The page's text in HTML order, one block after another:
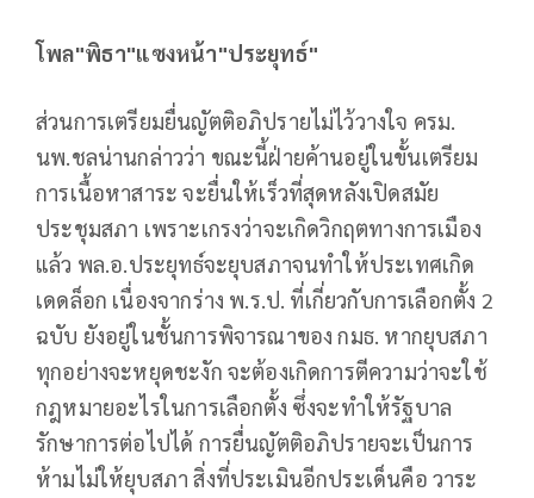
โพล"พิธา"แซงหน้า"ประยุทธ์"
ส่วนการเตรียมยื่นญัตติอภิปรายไม่ไว้วางใจ ครม.
นพ.ชลน่านกล่าวว่า ขณะนี้ฝ่ายค้านอยู่ในขั้นเตรียม
การเนื้อหาสาระ จะยื่นให้เร็วที่สุดหลังเปิดสมัย
ประชุมสภา เพราะเกรงว่าจะเกิดวิกฤตทางการเมือง
แล้ว พล.อ.ประยุทธ์จะยุบสภาจนทำให้ประเทศเกิด
เดดล็อก เนื่องจากร่าง พ.ร.ป. ที่เกี่ยวกับการเลือกตั้ง 2
ฉบับ ยังอยู่ในชั้นการพิจารณาของ กมธ. หากยุบสภา
ทุกอย่างจะหยุดชะงัก จะต้องเกิดการตีความว่าจะใช้
กฎหมายอะไรในการเลือกตั้ง ซึ่งจะทำให้รัฐบาล
รักษาการต่อไปได้ การยื่นญัตติอภิปรายจะเป็นการ
ห้ามไม่ให้ยุบสภา สิ่งที่ประเมินอีกประเด็นคือ วาระ